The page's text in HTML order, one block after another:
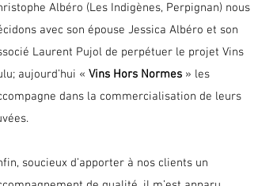
Albéro (Les Indigènes, Perpignan) nous
avec son épouse Jessica Albéro et son
Laurent Pujol de perpétuer le projet Vins
aujourd’hui « Vins Hors Normes » les
dans la commercialisation de leurs
soucieux d’apporter à nos clients un